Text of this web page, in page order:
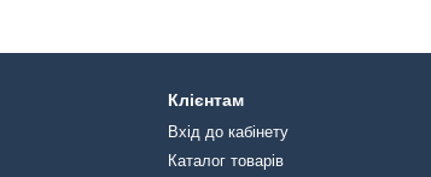
Клієнтам
Вхід до кабінету
Каталог товарів